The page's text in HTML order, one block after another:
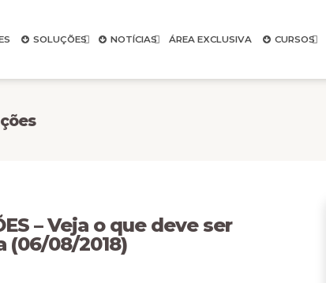
SOLUÇÕES NOTÍCIAS ÁREA EXCLUSIVA CURSOS
– Veja o que deve ser
(06/08/2018)